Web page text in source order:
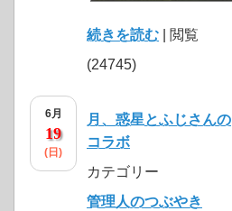
続きを読む | 閲覧
(24745)
6月
19
(日)
月、惑星とふじさんの
コラボ
カテゴリー
管理人のつぶやき